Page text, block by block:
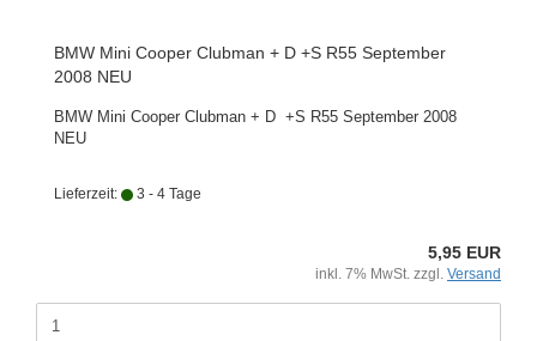
BMW Mini Cooper Clubman + D +S R55 September
2008 NEU
BMW Mini Cooper Clubman + D +S R55 September 2008
NEU
Lieferzeit: 3 - 4 Tage
5,95 EUR
inkl. 7% MwSt. zzgl. Versand